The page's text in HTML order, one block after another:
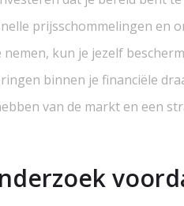
prijsschommelingen en
kun je jezelf
binnen je financiële
van de markt en een